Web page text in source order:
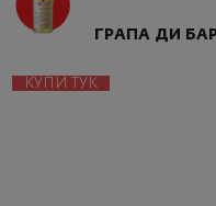
ГРАПА ДИ
КУПИ ТУК